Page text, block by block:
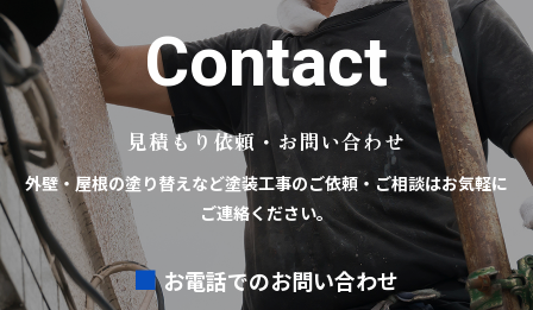
Contact
見積もり依頼・お問い合わせ
外壁・屋根の塗り替えなど塗装工事のご依頼・ご相談はお気軽に
ご連絡ください。
お電話でのお問い合わせ